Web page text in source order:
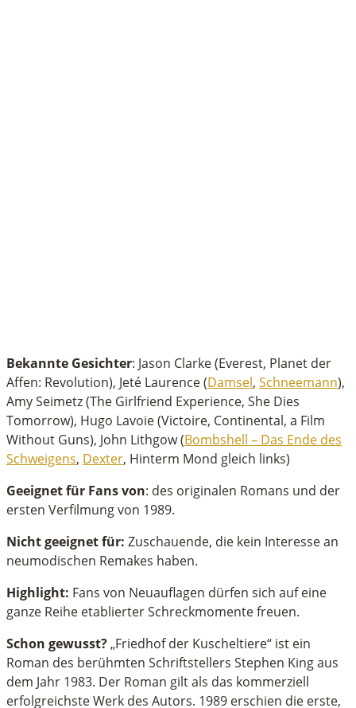
Bekannte Gesichter: Jason Clarke (Everest, Planet der
Affen: Revolution), Jeté Laurence (Damsel, Schneemann),
Amy Seimetz (The Girlfriend Experience, She Dies
Tomorrow), Hugo Lavoie (Victoire, Continental, a Film
Without Guns), John Lithgow (Bombshell – Das Ende des
Schweigens, Dexter, Hinterm Mond gleich links)
Geeignet für Fans von: des originalen Romans und der
ersten Verfilmung von 1989.
Nicht geeignet für: Zuschauende, die kein Interesse an
neumodischen Remakes haben.
Highlight: Fans von Neuauflagen dürfen sich auf eine
ganze Reihe etablierter Schreckmomente freuen.
Schon gewusst?„Friedhof der Kuscheltiere“ ist ein
Roman des berühmten Schriftstellers Stephen King aus
dem Jahr 1983. Der Roman gilt als das kommerziell
erfolgreichste Werk des Autors. 1989 erschien die erste,